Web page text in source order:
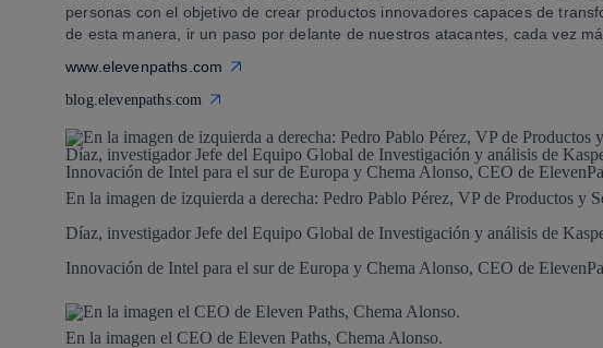
personas con el objetivo de crear productos innovadores capaces de
de esta manera, ir un paso por delante de nuestros atacantes, cada vez
www.elevenpaths.com
blog.elevenpaths.com
En la imagen de izquierda a derecha: Pedro Pablo Pérez, VP de Productos y
Díaz, investigador Jefe del Equipo Global de Investigación y análisis de
Innovación de Intel para el sur de Europa y Chema Alonso, CEO de
En la imagen el CEO de Eleven Paths, Chema Alonso.